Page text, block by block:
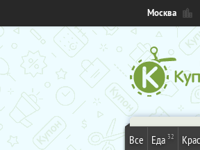
Москва
Все Еда 32